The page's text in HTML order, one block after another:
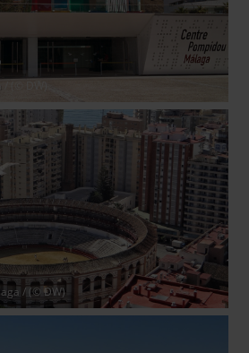
einwilligen oder dich
anders entscheiden. Die
vorausgewählten, bzw. von dir
Du kannst diese Einstellungen
Cookies auch nachträglich
Hinweise zu den
und Begrifflichkeiten (z.B.
und »Statistik«) erhältst du in
|Impressum
/ (© DW)